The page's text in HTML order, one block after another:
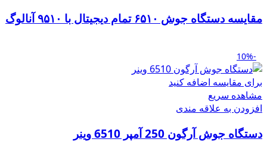
مقایسه دستگاه جوش ۶۵۱۰ تمام دیجیتال با ۹۵۱۰ آنالوگ
-10%
برای مقایسه اضافه کنید
مشاهده سریع
افزودن به علاقه مندی
دستگاه جوش آرگون 250 آمپر 6510 وینر